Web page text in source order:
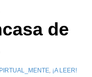
de
, ¡A LEER!